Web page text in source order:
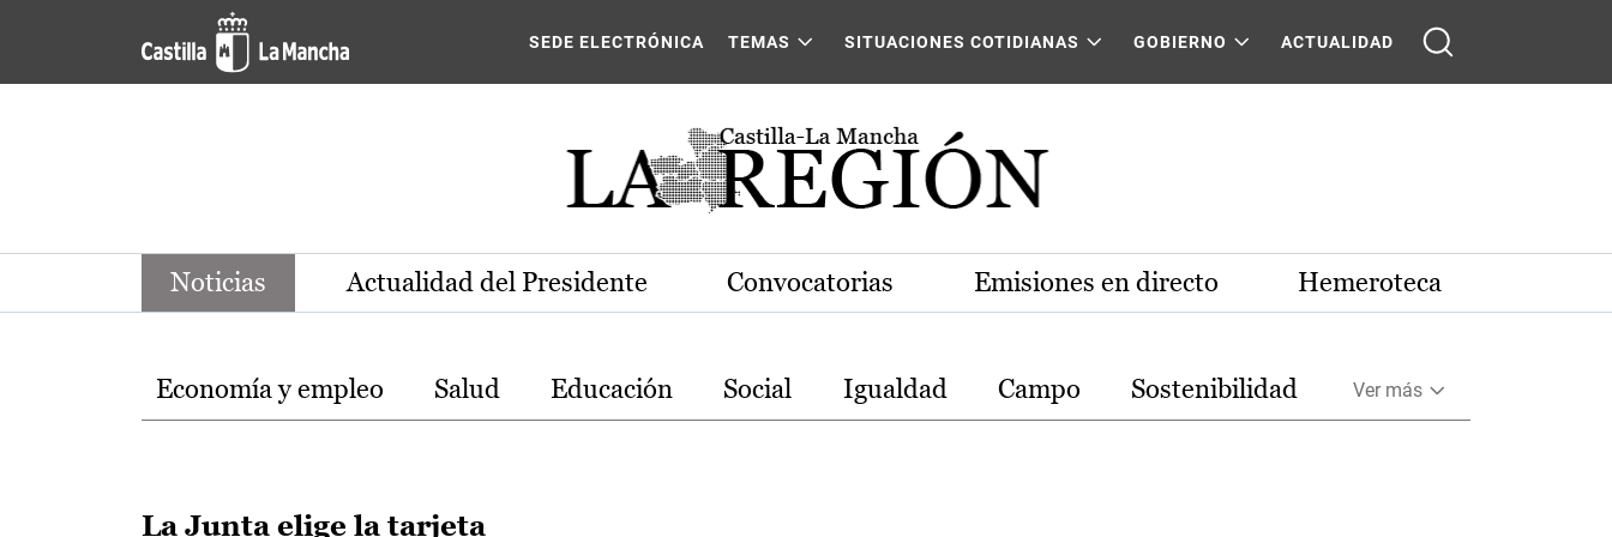
Pasar al contenido principal
Noticias de la región de Castilla-La Mancha
SEDE ELECTRÓNICA TEMAS SITUACIONES COTIDIANAS GOBIERNO ACTUALIDAD
Noticias Actualidad del Presidente Convocatorias Emisiones en directo Hemeroteca
Temas
Economía y empleo Salud Educación Social Igualdad Campo Sostenibilidad Ver más
La Junta elige la tarjeta